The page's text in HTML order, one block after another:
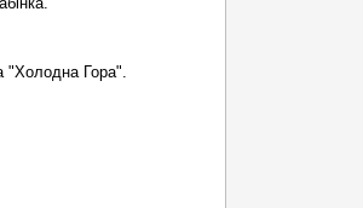
"Холодна Гора".